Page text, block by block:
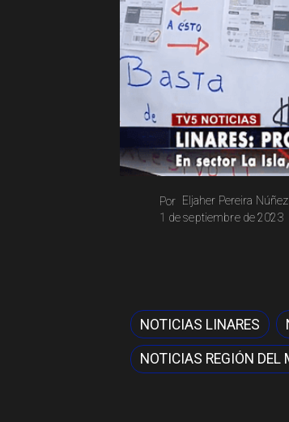
Eljaher Pereira Núñez
Por
1 de septiembre de 2023
NOTICIAS LINARES
NOTICIAS REGIÓN DEL